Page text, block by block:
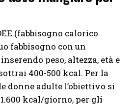
(fabbisogno calorico
fabbisogno con un
peso, altezza, età e
400-500 kcal. Per la
donne adulte l’obiettivo si
kcal/giorno, per gli